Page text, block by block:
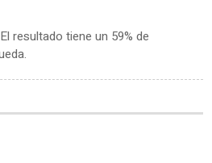
El resultado tiene un 59% de